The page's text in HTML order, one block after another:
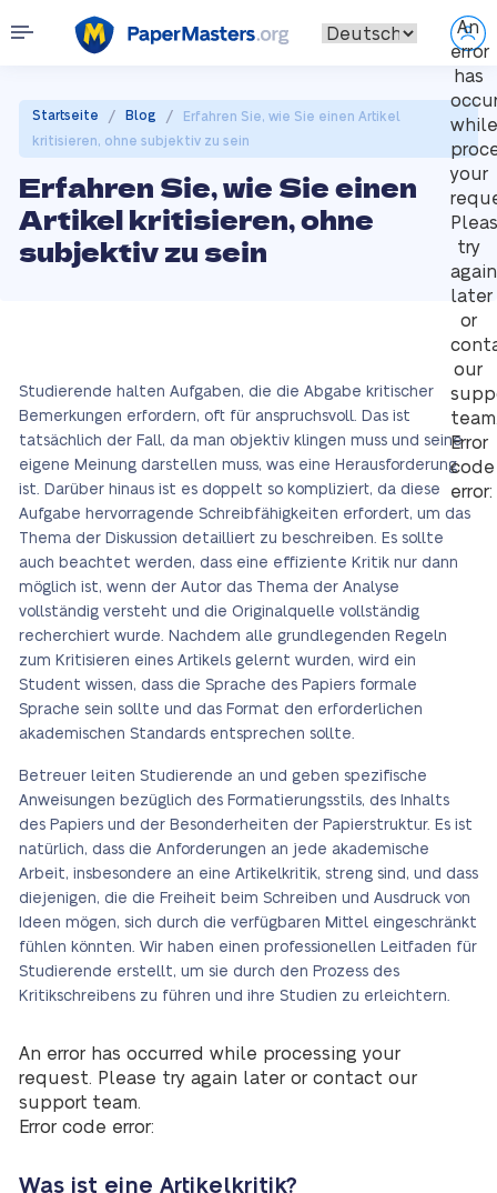
An
error
has
while
your
try
again
later
or
our
Error
code
error:
Startseite / Blog /
Erfahren Sie, wie Sie einen Artikel
kritisieren, ohne subjektiv zu sein
Erfahren Sie, wie Sie einen
Artikel kritisieren, ohne
subjektiv zu sein
Studierende halten Aufgaben, die die Abgabe kritischer
Bemerkungen erfordern, oft für anspruchsvoll. Das ist
tatsächlich der Fall, da man objektiv klingen muss und seine
eigene Meinung darstellen muss, was eine Herausforderung
ist. Darüber hinaus ist es doppelt so kompliziert, da diese
Aufgabe hervorragende Schreibfähigkeiten erfordert, um das
Thema der Diskussion detailliert zu beschreiben. Es sollte
auch beachtet werden, dass eine effiziente Kritik nur dann
möglich ist, wenn der Autor das Thema der Analyse
vollständig versteht und die Originalquelle vollständig
recherchiert wurde. Nachdem alle grundlegenden Regeln
zum Kritisieren eines Artikels gelernt wurden, wird ein
Student wissen, dass die Sprache des Papiers formale
Sprache sein sollte und das Format den erforderlichen
akademischen Standards entsprechen sollte.
Betreuer leiten Studierende an und geben spezifische
Anweisungen bezüglich des Formatierungsstils, des Inhalts
des Papiers und der Besonderheiten der Papierstruktur. Es ist
natürlich, dass die Anforderungen an jede akademische
Arbeit, insbesondere an eine Artikelkritik, streng sind, und dass
diejenigen, die die Freiheit beim Schreiben und Ausdruck von
Ideen mögen, sich durch die verfügbaren Mittel eingeschränkt
fühlen könnten. Wir haben einen professionellen Leitfaden für
Studierende erstellt, um sie durch den Prozess des
Kritikschreibens zu führen und ihre Studien zu erleichtern.
An error has occurred while processing your
request. Please try again later or contact our
support team.
Error code error:
Was ist eine Artikelkritik?